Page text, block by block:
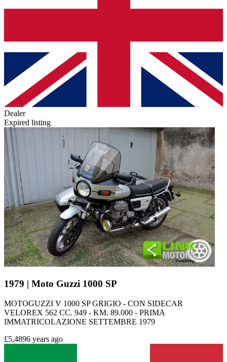
Dealer
Expired listing
1979 | Moto Guzzi 1000 SP
MOTOGUZZI V 1000 SP GRIGIO - CON SIDECAR
VELOREX 562 CC. 949 - KM. 89.000 - PRIMA
IMMATRICOLAZIONE SETTEMBRE 1979
£5,4896 years ago